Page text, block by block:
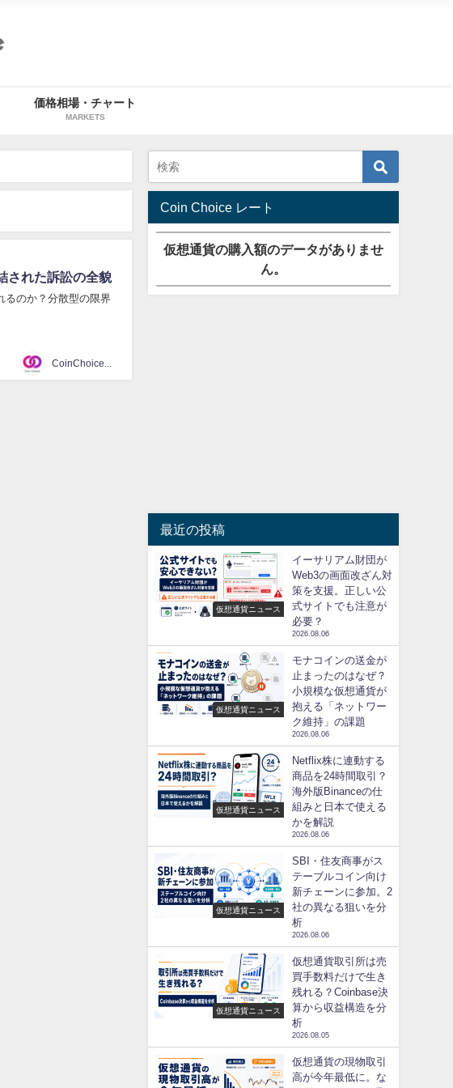
価格相場・チャート
MARKETS
された訴訟の全貌
るのか？分散型の限界
Coin Choice レート
仮想通貨の購入額のデータがありませ
ん。
最近の投稿
仮想通貨ニュース
イーサリアム財団が
Web3の画面改ざん対
策を支援。正しい公
式サイトでも注意が
必要？
2026.08.06
仮想通貨ニュース
モナコインの送金が
止まったのはなぜ？
小規模な仮想通貨が
抱える「ネットワー
ク維持」の課題
2026.08.06
仮想通貨ニュース
Netflix株に連動する
商品を24時間取引？
海外版Binanceの仕
組みと日本で使える
かを解説
2026.08.06
仮想通貨ニュース
SBI・住友商事がス
テーブルコイン向け
新チェーンに参加。2
社の異なる狙いを分
析
2026.08.06
仮想通貨ニュース
仮想通貨取引所は売
買手数料だけで生き
残れる？Coinbase決
算から収益構造を分
析
2026.08.05
仮想通貨の現物取引
高が今年最低に。な